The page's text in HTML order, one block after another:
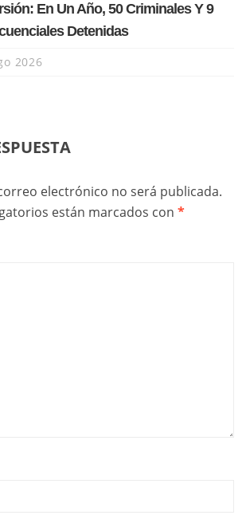
En Un Año, 50 Criminales Y 9
Detenidas
2026
electrónico no será publicada.
están marcados con *